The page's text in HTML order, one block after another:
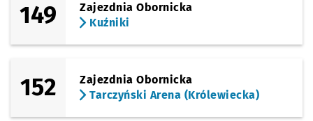
149
Zajezdnia Obornicka
Kuźniki
152
Zajezdnia Obornicka
Tarczyński Arena (Królewiecka)